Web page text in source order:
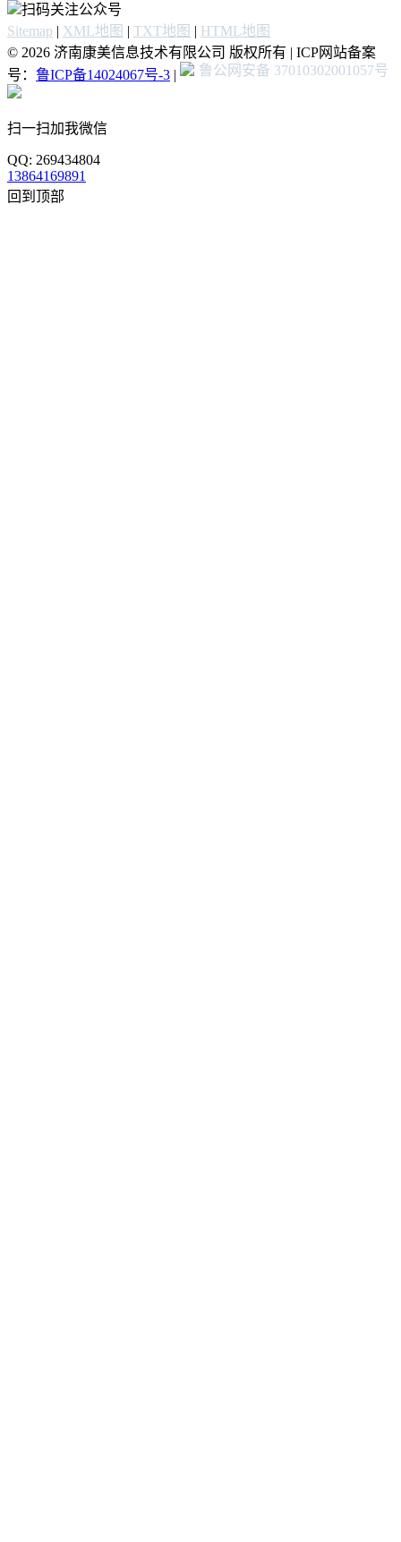
扫码关注公众号
Sitemap | XML地图 | TXT地图 | HTML地图
© 2026 济南康美信息技术有限公司 版权所有 | ICP网站备案
号： 鲁ICP备14024067号-3 | 鲁公网安备 37010302001057号
扫一扫加我微信
QQ: 269434804
13864169891
回到顶部